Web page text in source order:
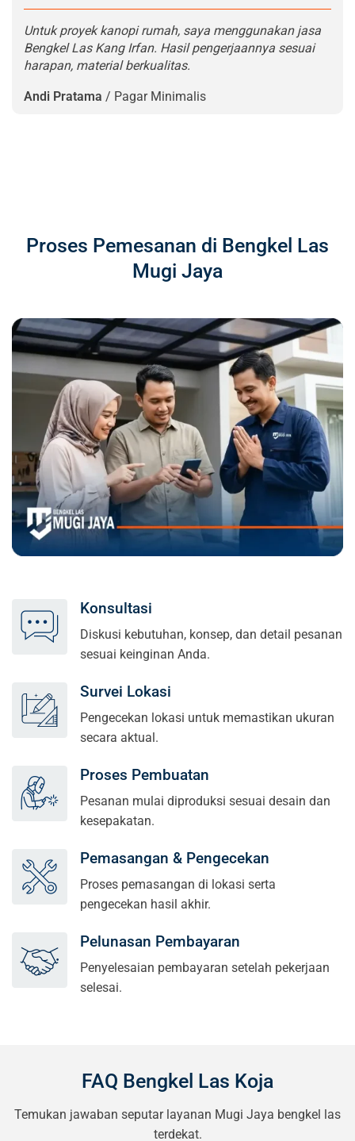
Untuk proyek kanopi rumah, saya menggunakan jasa
Bengkel Las Kang Irfan. Hasil pengerjaannya sesuai
harapan, material berkualitas.
Andi Pratama / Pagar Minimalis
Proses Pemesanan di Bengkel Las
Mugi Jaya
Konsultasi
Diskusi kebutuhan, konsep, dan detail pesanan
sesuai keinginan Anda.
Survei Lokasi
Pengecekan lokasi untuk memastikan ukuran
secara aktual.
Proses Pembuatan
Pesanan mulai diproduksi sesuai desain dan
kesepakatan.
Pemasangan & Pengecekan
Proses pemasangan di lokasi serta
pengecekan hasil akhir.
Pelunasan Pembayaran
Penyelesaian pembayaran setelah pekerjaan
selesai.
FAQ Bengkel Las Koja
Temukan jawaban seputar layanan Mugi Jaya bengkel las
terdekat.